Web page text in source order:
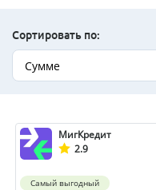
Сортировать по:
Сумме
МигКредит
2.9
Самый выгодный